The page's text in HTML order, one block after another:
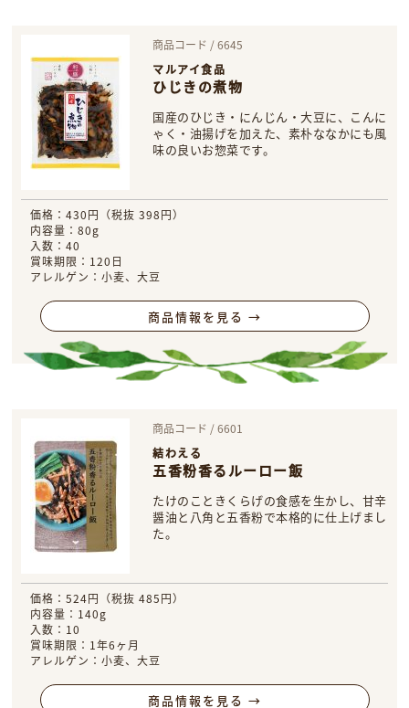
商品コード / 6645
マルアイ食品
ひじきの煮物
国産のひじき・にんじん・大豆に、こんに
ゃく・油揚げを加えた、素朴ななかにも風
味の良いお惣菜です。
価格：430円（税抜 398円）
内容量：80g
入数：40
賞味期限：120日
アレルゲン：小麦、大豆
商品情報を見る →
商品コード / 6601
結わえる
五香粉香るルーロー飯
たけのこときくらげの食感を生かし、甘辛
醤油と八角と五香粉で本格的に仕上げまし
た。
価格：524円（税抜 485円）
内容量：140g
入数：10
賞味期限：1年6ヶ月
アレルゲン：小麦、大豆
商品情報を見る →